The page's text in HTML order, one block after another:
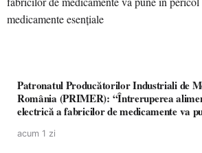
Patronatul Producătorilor Industriali de
România (PRIMER): “Întreruperea
electrică a fabricilor de medicamente va
acum 1 zi